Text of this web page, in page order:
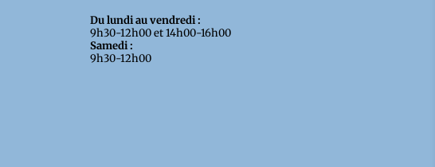
Du lundi au vendredi :
9h30-12h00 et 14h00-16h00
Samedi :
9h30-12h00